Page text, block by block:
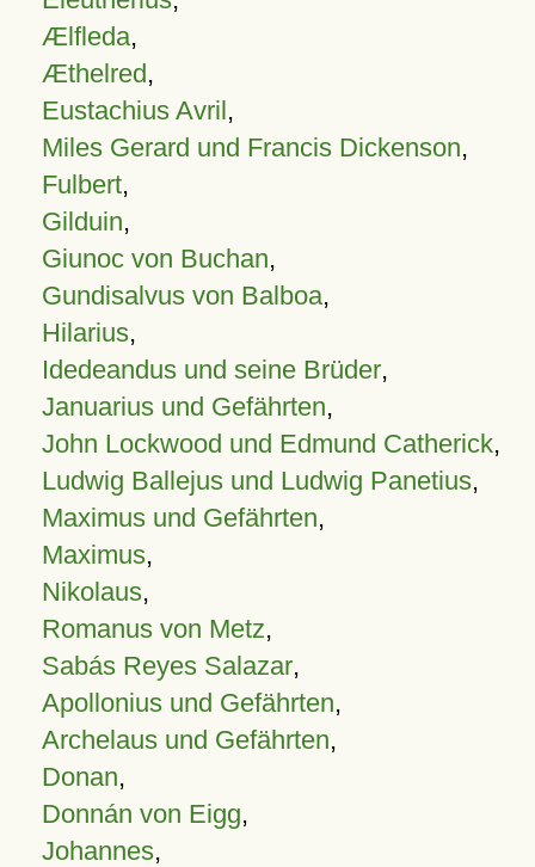
Ælfleda,
Æthelred,
Eustachius Avril,
Miles Gerard und Francis Dickenson,
Fulbert,
Gilduin,
Giunoc von Buchan,
Gundisalvus von Balboa,
Hilarius,
Idedeandus und seine Brüder,
Januarius und Gefährten,
John Lockwood und Edmund Catherick,
Ludwig Ballejus und Ludwig Panetius,
Maximus und Gefährten,
Maximus,
Nikolaus,
Romanus von Metz,
Sabás Reyes Salazar,
Apollonius und Gefährten,
Archelaus und Gefährten,
Donan,
Donnán von Eigg,
Johannes,